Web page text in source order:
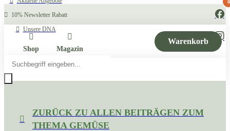
10% Newsletter Rabatt
Unsere DNA
Shop Magazin
Warenkorb
0
search
ZURÜCK ZU ALLEN BEITRÄGEN ZUM
THEMA GEMÜSE